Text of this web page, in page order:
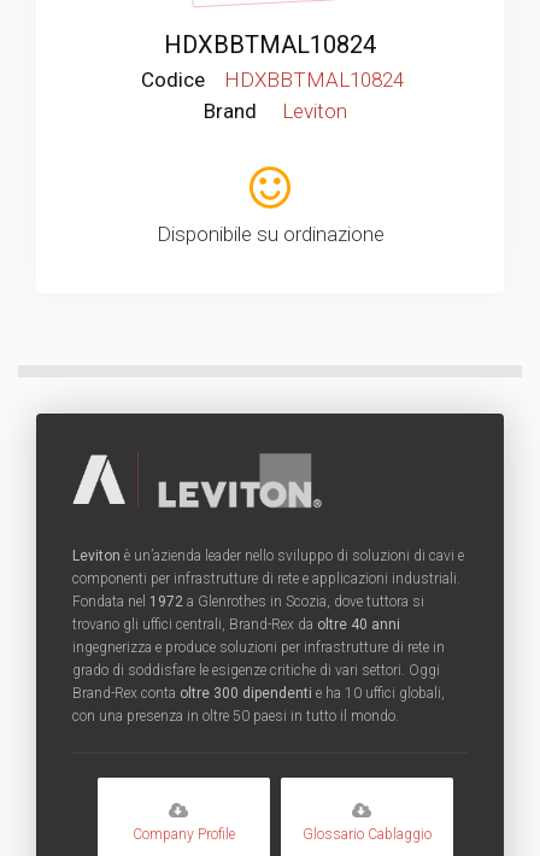
HDXBBTMAL10824
Codice
HDXBBTMAL10824
Brand
Leviton
Disponibile su ordinazione
Leviton è un’azienda leader nello sviluppo di soluzioni di cavi e
componenti per infrastrutture di rete e applicazioni industriali.
Fondata nel 1972 a Glenrothes in Scozia, dove tuttora si
trovano gli uffici centrali, Brand-Rex da oltre 40 anni
ingegnerizza e produce soluzioni per infrastrutture di rete in
grado di soddisfare le esigenze critiche di vari settori. Oggi
Brand-Rex conta oltre 300 dipendenti e ha 10 uffici globali,
con una presenza in oltre 50 paesi in tutto il mondo.
Company Profile Glossario Cablaggio